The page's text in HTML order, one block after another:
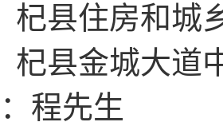
杞县住房和城
杞县金城大道
程先生